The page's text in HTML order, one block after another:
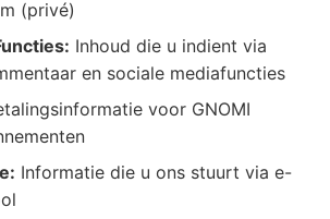
(privé)
Inhoud die u indient via
en sociale mediafuncties
voor GNOMI
Informatie die u ons stuurt via e-